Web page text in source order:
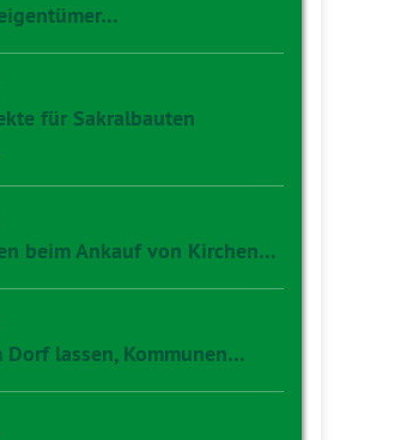
für Sakralbauten
beim Ankauf von Kirchen…
Dorf lassen, Kommunen…